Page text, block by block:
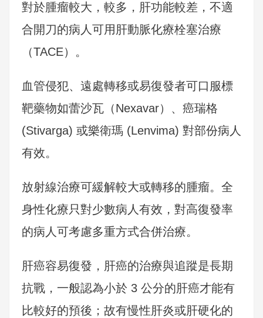
對於腫瘤較大，較多，肝功能較差，不適
合開刀的病人可用肝動脈化療栓塞治療
（TACE）。
血管侵犯、遠處轉移或易復發者可口服標
靶藥物如蕾沙瓦（Nexavar）、癌瑞格
(Stivarga) 或樂衛瑪 (Lenvima) 對部份病人
有效。
放射線治療可緩解較大或轉移的腫瘤。全
身性化療只對少數病人有效，對高復發率
的病人可考慮多重方式合併治療。
肝癌容易復發，肝癌的治療與追蹤是長期
抗戰，一般認為小於 3 公分的肝癌才能有
比較好的預後；故有慢性肝炎或肝硬化的